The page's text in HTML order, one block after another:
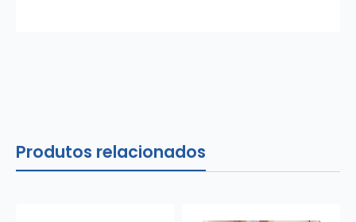
Produtos relacionados